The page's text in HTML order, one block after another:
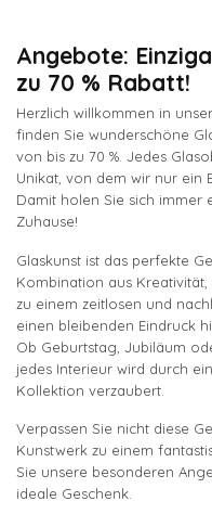
Angebote:
zu 70 % Rabatt!
Herzlich willkommen in
finden Sie wunderschöne
von bis zu 70 %. Jedes
Unikat, von dem wir nur ein
Damit holen Sie sich immer
Zuhause!
Glaskunst ist das perfekte
Kombination aus
zu einem zeitlosen und
einen bleibenden Eindruck
Ob Geburtstag, Jubiläum
jedes Interieur wird durch
Kollektion verzaubert.
Verpassen Sie nicht diese
Kunstwerk zu einem
Sie unsere besonderen
ideale Geschenk.